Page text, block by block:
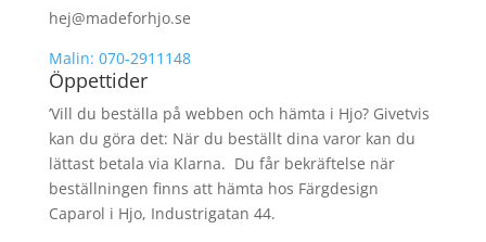
hej@madeforhjo.se
Malin: 070-2911148
Öppettider
’Vill du beställa på webben och hämta i Hjo? Givetvis
kan du göra det: När du beställt dina varor kan du
lättast betala via Klarna. Du får bekräftelse när
beställningen finns att hämta hos Färgdesign
Caparol i Hjo, Industrigatan 44.